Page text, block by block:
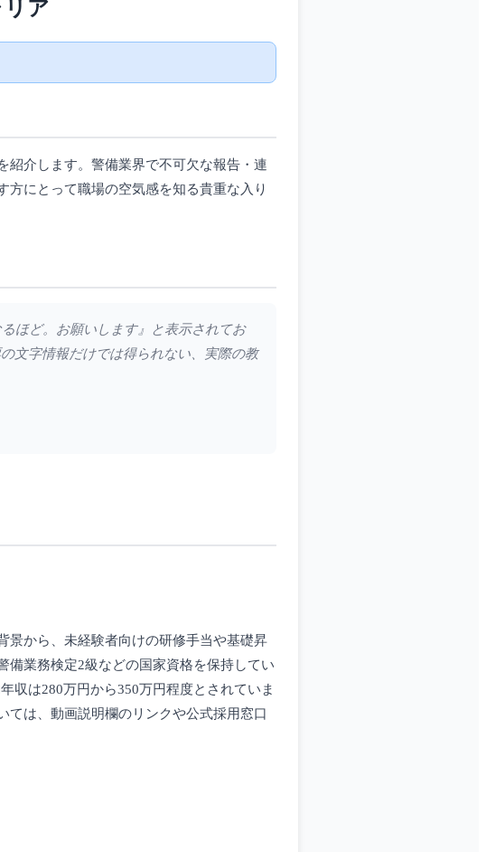
ア
紹介します。警備業界で不可欠な報告・連
にとって職場の空気感を知る貴重な入り
ほど。お願いします』と表示されてお
文字情報だけでは得られない、実際の教
景から、未経験者向けの研修手当や基礎昇
備業務検定2級などの国家資格を保持してい
収は280万円から350万円程度とされていま
ては、動画説明欄のリンクや公式採用窓口